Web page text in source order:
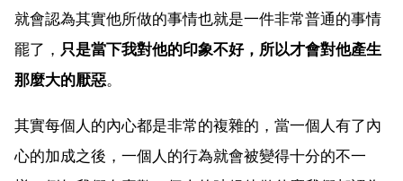
就會認為其實他所做的事情也就是一件非常普通的事情
罷了， 只是當下我對他的印象不好，所以才會對他產生
那麼大的厭惡。
其實每個人的內心都是非常的複雜的，當一個人有了內
心的加成之後，一個人的行為就會被變得十分的不一